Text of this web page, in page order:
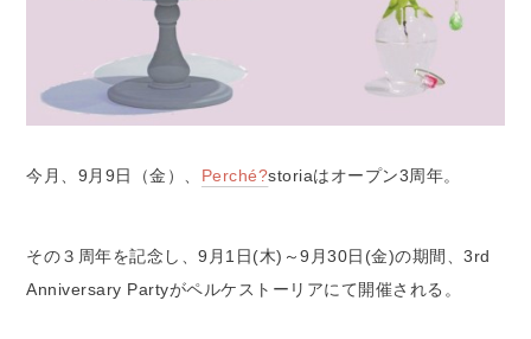
今月、9月9日（金）、 Perché?storiaはオープン3周年。
その３周年を記念し、9月1日(木)～9月30日(金)の期間、3rd
Anniversary Partyがペルケストーリアにて開催される。